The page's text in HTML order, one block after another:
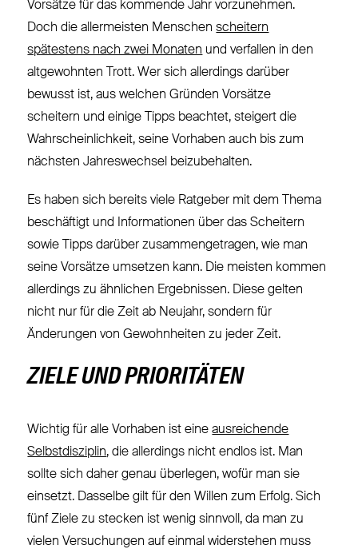
Vorsätze für das kommende Jahr vorzunehmen.
Doch die allermeisten Menschenscheitern
spätestens nach zwei Monaten und verfallen in den
altgewohnten Trott. Wer sich allerdings darüber
bewusst ist, aus welchen Gründen Vorsätze
scheitern und einige Tipps beachtet, steigert die
Wahrscheinlichkeit, seine Vorhaben auch bis zum
nächsten Jahreswechsel beizubehalten.
Es haben sich bereits viele Ratgeber mit dem Thema
beschäftigt und Informationen über das Scheitern
sowie Tipps darüber zusammengetragen, wie man
seine Vorsätze umsetzen kann. Die meisten kommen
allerdings zu ähnlichen Ergebnissen. Diese gelten
nicht nur für die Zeit ab Neujahr, sondern für
Änderungen von Gewohnheiten zu jeder Zeit.
ZIELE UND PRIORITÄTEN
Wichtig für alle Vorhaben ist eineausreichende
Selbstdisziplin, die allerdings nicht endlos ist. Man
sollte sich daher genau überlegen, wofür man sie
einsetzt. Dasselbe gilt für den Willen zum Erfolg. Sich
fünf Ziele zu stecken ist wenig sinnvoll, da man zu
vielen Versuchungen auf einmal widerstehen muss